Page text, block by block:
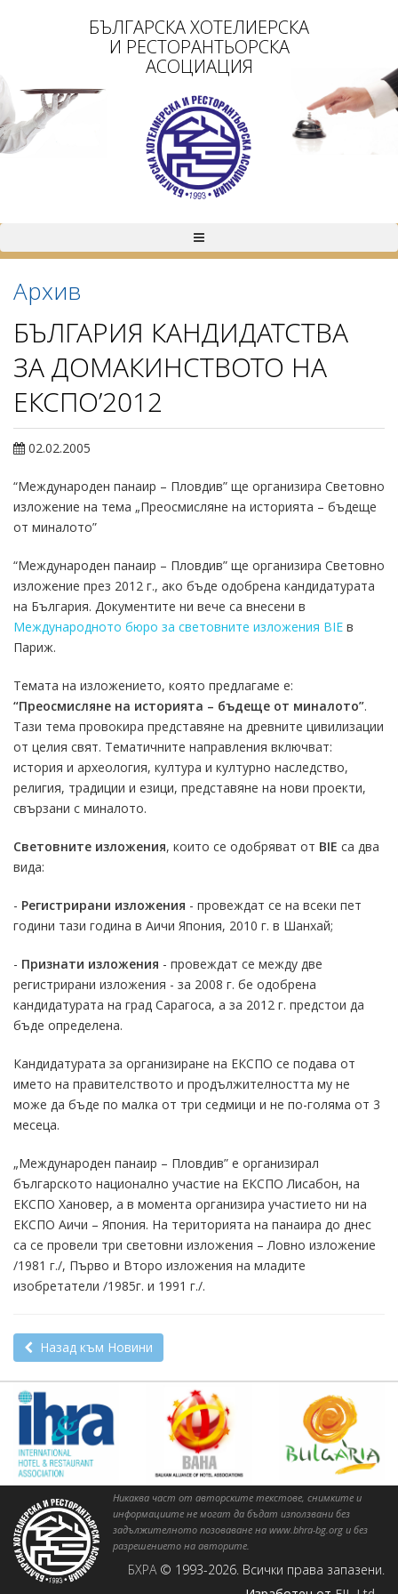
БЪЛГАРСКА ХОТЕЛИЕРСКА
И РЕСТОРАНТЬОРСКА
АСОЦИАЦИЯ
Архив
БЪЛГАРИЯ КАНДИДАТСТВА
ЗА ДОМАКИНСТВОТО НА
ЕКСПО’2012
02.02.2005
“Международен панаир – Пловдив” ще организира Световно
изложение на тема „Преосмисляне на историята – бъдеще
от миналото”
“Международен панаир – Пловдив” ще организира Световно
изложение през 2012 г., ако бъде одобрена кандидатурата
на България. Документите ни вече са внесени в
Международното бюро за световните изложения BIE в
Париж.
Темата на изложението, която предлагаме е:
“Преосмисляне на историята – бъдеще от миналото”.
Тази тема провокира представяне на древните цивилизации
от целия свят. Тематичните направления включват:
история и археология, култура и културно наследство,
религия, традиции и езици, представяне на нови проекти,
свързани с миналото.
Световните изложения, които се одобряват от BIE са два
вида:
- Регистрирани изложения - провеждат се на всеки пет
години тази година в Аичи Япония, 2010 г. в Шанхай;
- Признати изложения - провеждат се между две
регистрирани изложения - за 2008 г. бе одобрена
кандидатурата на град Сарагоса, а за 2012 г. предстои да
бъде определена.
Кандидатурата за организиране на ЕКСПО се подава от
името на правителството и продължителността му не
може да бъде по малка от три седмици и не по-голяма от 3
месеца.
„Международен панаир – Пловдив” е организирал
българското национално участие на ЕКСПО Лисабон, на
ЕКСПО Хановер, а в момента организира участието ни на
ЕКСПО Аичи – Япония. На територията на панаира до днес
са се провели три световни изложения – Ловно изложение
/1981 г./, Първо и Второ изложения на младите
изобретатели /1985г. и 1991 г./.
Назад към Новини
Никаква част от авторските текстове, снимките и
информациите не могат да бъдат използвани без
задължителното позоваване на www.bhra-bg.org и без
разрешението на авторите.
БХРА © 1993-2026. Всички права запазени.